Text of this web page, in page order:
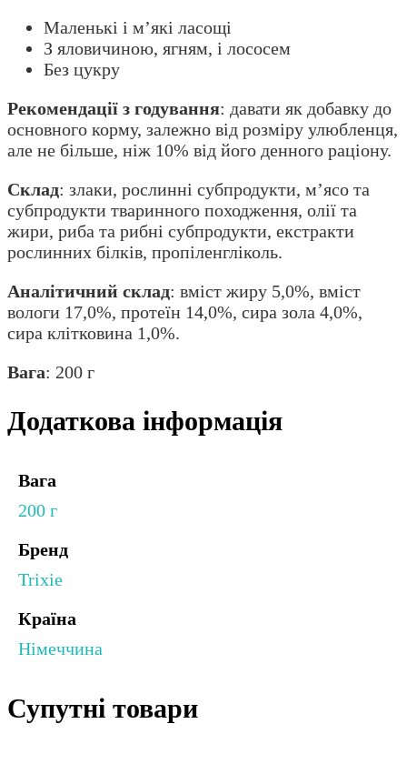
Маленькі і м’які ласощі
З яловичиною, ягням, і лососем
Без цукру
Рекомендації з годування: давати як добавку до
основного корму, залежно від розміру улюбленця,
але не більше, ніж 10% від його денного раціону.
Склад: злаки, рослинні субпродукти, м’ясо та
субпродукти тваринного походження, олії та
жири, риба та рибні субпродукти, екстракти
рослинних білків, пропіленгліколь.
Аналітичний склад: вміст жиру 5,0%, вміст
вологи 17,0%, протеїн 14,0%, сира зола 4,0%,
сира клітковина 1,0%.
Вага: 200 г
Додаткова інформація
Вага
200 г
Бренд
Trixie
Країна
Німеччина
Супутні товари